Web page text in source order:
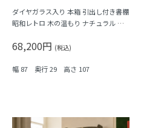
ダイヤガラス入り 本箱 引出し付き書棚
昭和レトロ 木の温もり ナチュラル シ
68,200円 (税込)
幅 87 奥行 29 高さ 107